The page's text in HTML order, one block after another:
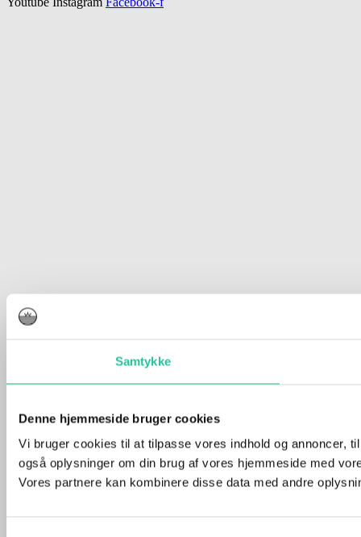
Samtykke
Denne hjemmeside bruger cookies
Vi bruger cookies til at tilpasse vores indhold og annoncer,
også oplysninger om din brug af vores hjemmeside med
Vores partnere kan kombinere disse data med andre